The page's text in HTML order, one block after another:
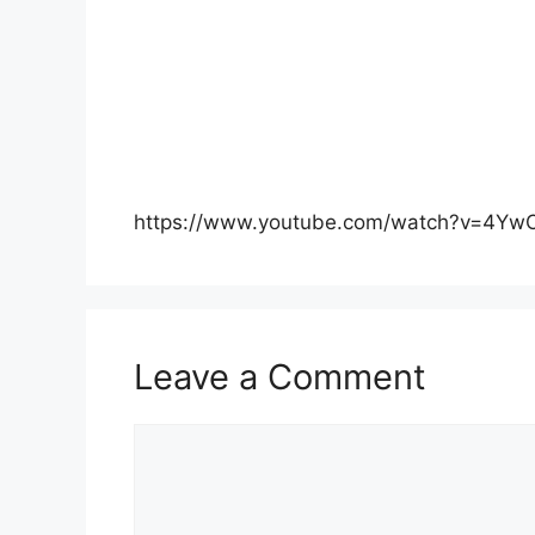
https://www.youtube.com/
Leave a Comment